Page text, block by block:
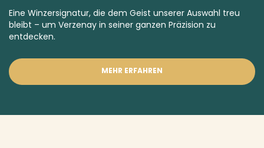
Eine Winzersignatur, die dem Geist unserer Auswahl treu
bleibt – um Verzenay in seiner ganzen Präzision zu
entdecken.
MEHR ERFAHREN